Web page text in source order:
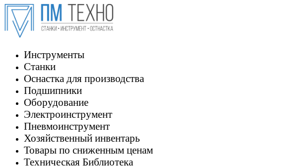
Инструменты
Станки
Оснастка для производства
Подшипники
Оборудование
Электроинструмент
Пневмоинструмент
Хозяйственный инвентарь
Товары по сниженным ценам
Техническая Библиотека